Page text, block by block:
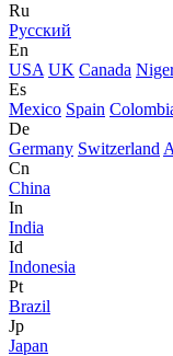
Ru
Русский
En
USA UK Canada
Es
Mexico Spain
De
Germany Switzerland
Cn
China
In
India
Id
Indonesia
Pt
Brazil
Jp
Japan